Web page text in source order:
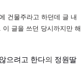
건물주라고 하던데 글 내
글을 쓰던 당시까지만 해
으려고 한다의 정원딸